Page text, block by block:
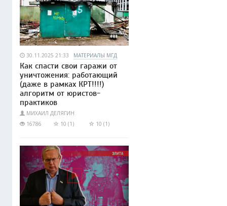
30.11.2025 21:33 МАТЕРИАЛЫ МГД
Как спасти свои гаражи от
уничтожения: работающий
(даже в рамках КРТ!!!!)
алгоритм от юристов-
практиков
МИХАИЛ ДЕЛЯГИН
16786
10 (1) 10 (1)